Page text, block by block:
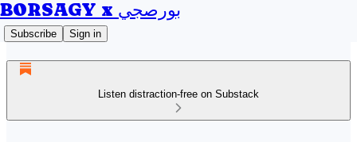
BORSAGY x بورصجي
Subscribe Sign in
Listen distraction-free on Substack